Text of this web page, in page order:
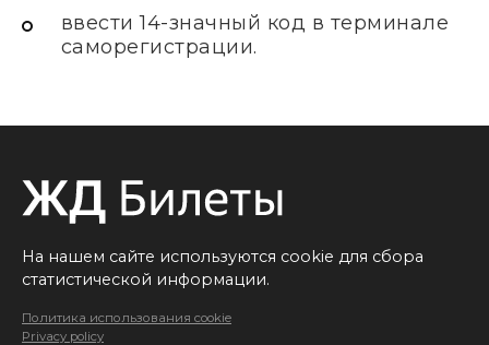
ввести 14-значный код в терминале
саморегистрации.
На нашем сайте используются cookie для сбора
статистической информации.
Политика использования cookie
Privacy policy